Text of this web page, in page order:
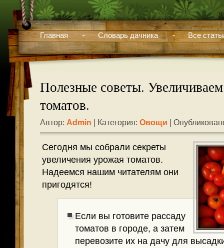
Главная Словарь дачника Все
Полезные советы.
томатов.
Автор: Admin | Категория: Овощи |
Сегодня мы собрали секреты
увеличения урожая томатов.
Надеемся нашим читателям они
пригодятся!
Если вы готовите рассаду
томатов в городе, а затем
перевозите их на дачу для